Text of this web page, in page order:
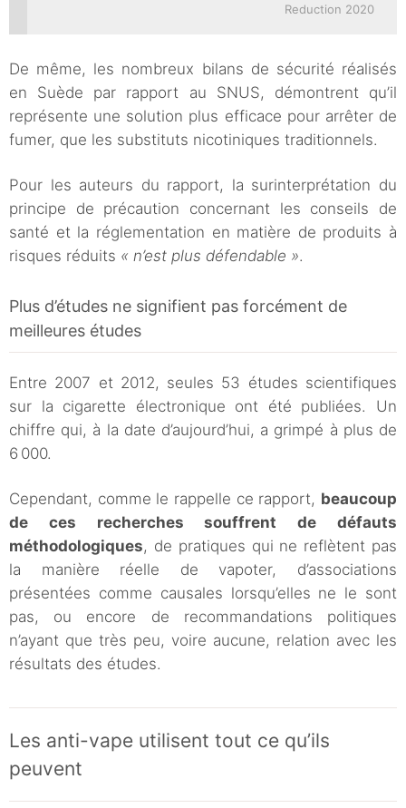
Reduction 2020
De même, les nombreux bilans de sécurité réalisés
en Suède par rapport au SNUS, démontrent qu’il
représente une solution plus efficace pour arrêter de
fumer, que les substituts nicotiniques traditionnels.
Pour les auteurs du rapport, la surinterprétation du
principe de précaution concernant les conseils de
santé et la réglementation en matière de produits à
risques réduits « n’est plus défendable ».
Plus d’études ne signifient pas forcément de
meilleures études
Entre 2007 et 2012, seules 53 études scientifiques
sur la cigarette électronique ont été publiées. Un
chiffre qui, à la date d’aujourd’hui, a grimpé à plus de
6 000.
Cependant, comme le rappelle ce rapport, beaucoup
de ces recherches souffrent de défauts
méthodologiques, de pratiques qui ne reflètent pas
la manière réelle de vapoter, d’associations
présentées comme causales lorsqu’elles ne le sont
pas, ou encore de recommandations politiques
n’ayant que très peu, voire aucune, relation avec les
résultats des études.
Les anti-vape utilisent tout ce qu’ils
peuvent